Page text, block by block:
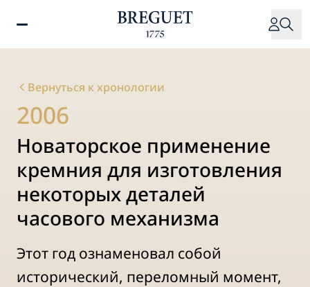
Вернуться к хронологии
2006
Новаторское применение
кремния для изготовления
некоторых деталей
часового механизма
Этот год ознаменовал собой
исторический, переломный момент,